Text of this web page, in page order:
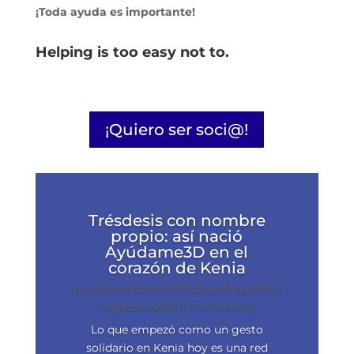
¡Toda ayuda es importante!
Helping is too easy not to.
¡Quiero ser soci@!
Trésdesis con nombre
propio: así nació
Ayúdame3D en el
corazón de Kenia
porComunicacion | 25 de junio de 2025|
Impacto social | 0 Comentario
Lo que empezó como un gesto
solidario en Kenia hoy es una red